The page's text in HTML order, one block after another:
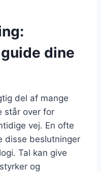
dine
del af mange
står over for
vej. En ofte
beslutninger
Tal kan give
og